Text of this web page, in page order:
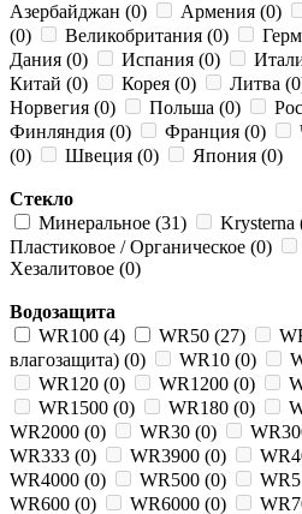
Азербайджан (0)
Армения (0)
(0)
Великобритания (0)
Дания (0)
Испания (0)
Китай (0)
Корея (0) Литва
Норвегия (0)
Польша (0)
Финляндия (0)
Франция (0)
(0)
Швеция (0) Япония (0)
Стекло
Минеральное (31)
Krysterna
Пластиковое / Органическое (0)
Хезалитовое (0)
Водозащита
WR100 (4)
WR50 (27)
влагозащита) (0)
WR10 (0)
WR120 (0)
WR1200 (0)
WR1500 (0)
WR180 (0)
WR2000 (0)
WR30 (0)
WR333 (0)
WR3900 (0)
WR4000 (0)
WR500 (0)
WR600 (0)
WR6000 (0)